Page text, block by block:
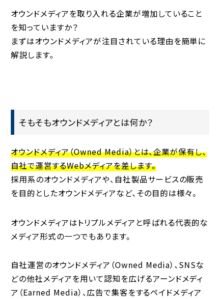
オウンドメディアを取り入れる企業が増加していること
を知っていますか？
まずはオウンドメディアが注目されている理由を簡単に
解説します。
そもそもオウンドメディアとは何か？
オウンドメディア（OwnedMedia）とは、企業が保有し、
自社で運営するWebメディアを差します。
採用系のオウンドメディアや、自社製品サービスの販売
を目的としたオウンドメディアなど、その目的は様々。
オウンドメディアはトリプルメディアと呼ばれる代表的な
メディア形式の一つでもあります。
自社運営のオウンドメディア（Owned Media）、SNSな
どの他社メディアを用いて認知を広げるアーンドメディ
ア（Earned Media）、広告で集客をするペイドメディア